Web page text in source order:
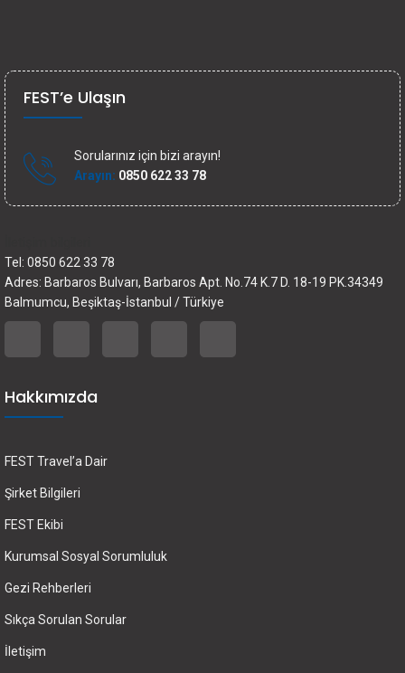
FEST’e Ulaşın
Sorularınız için bizi arayın!
Arayın: 0850 622 33 78
Tel: 0850 622 33 78
Adres: Barbaros Bulvarı, Barbaros Apt. No.74 K.7 D. 18-19 PK.34349
Balmumcu, Beşiktaş-İstanbul / Türkiye
Hakkımızda
FEST Travel’a Dair
Şirket Bilgileri
FEST Ekibi
Kurumsal Sosyal Sorumluluk
Gezi Rehberleri
Sıkça Sorulan Sorular
İletişim